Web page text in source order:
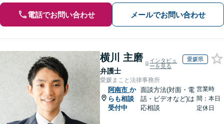
電話でお問い合わせ メールでお問い合わせ
横川 主磨
弁護士
インタビュ
ーを見る
愛媛県
愛媛まこと法律事務所
阿南市 か
らも相談
受付中
面談方法(対面・電
話・ビデオなど)は
応相談
営業時
間：本日
定休日